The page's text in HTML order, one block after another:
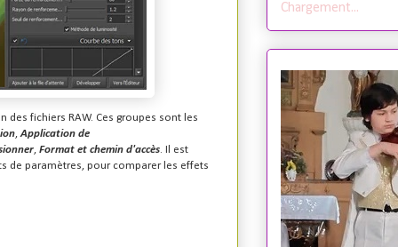
fichiers RAW. Ces groupes sont les
Application de
Format et chemin d'accès . Il est
de paramètres, pour comparer les effets
Chargement...